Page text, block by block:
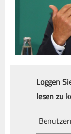
Loggen
lesen zu